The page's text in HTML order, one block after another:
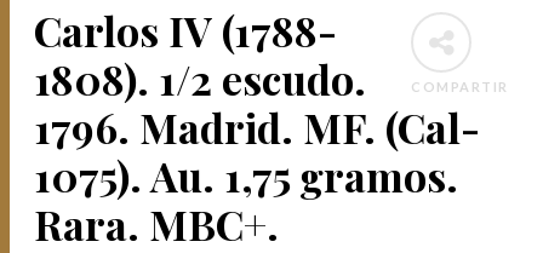
COMPARTIR
Carlos IV (1788-
1808). 1/2 escudo.
1796. Madrid. MF. (Cal-
1075). Au. 1,75 gramos.
Rara. MBC+.